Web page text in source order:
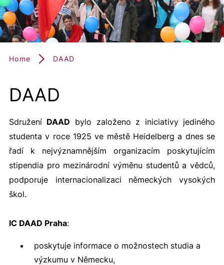
Home DAAD
DAAD
Sdružení DAAD bylo založeno z iniciativy jediného
studenta v roce 1925 ve městě Heidelberg a dnes se
řadí k nejvýznamnějším organizacím poskytujícím
stipendia pro mezinárodní výměnu studentů a vědců,
podporuje internacionalizaci německých vysokých
škol.
IC DAAD Praha:
poskytuje informace o možnostech studia a
výzkumu v Německu,